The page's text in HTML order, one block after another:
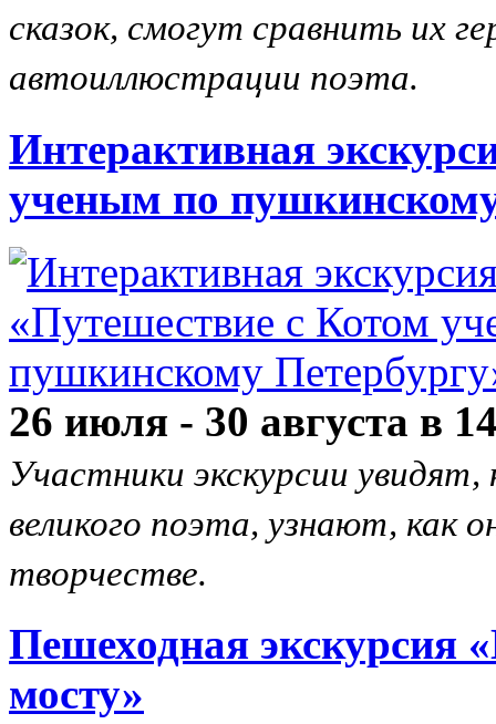
сказок, смогут сравнить их
автоиллюстрации поэта.
Интерактивная
ученым по
26 июля - 30 августа в
Участники экскурсии
великого поэта, узнают, как
творчестве.
Пешеходная экскурсия
мосту»